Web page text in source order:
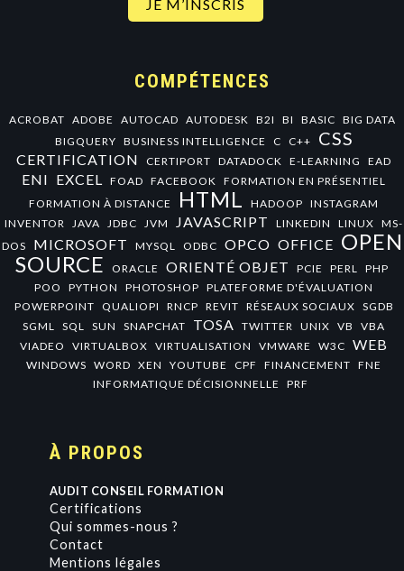
COMPÉTENCES
ACROBAT ADOBE AUTOCAD AUTODESK B2I BI BASIC BIG DATA
BIGQUERY BUSINESS INTELLIGENCE C C++ CSS
CERTIFICATION CERTIPORT DATADOCK E-LEARNING EAD
ENI EXCEL FOAD FACEBOOK
FORMATION EN PRÉSENTIEL
FORMATION À DISTANCE
HTML HADOOP INSTAGRAM
INVENTOR
JAVA JDBC JVM JAVASCRIPT LINKEDIN LINUX MS-
DOS
MICROSOFT MYSQL ODBC OPCO OFFICE OPEN
SOURCE
ORACLE ORIENTÉ OBJET PCIE PERL
PHP
POO
PYTHON PHOTOSHOP PLATEFORME D'ÉVALUATION
POWERPOINT
QUALIOPI RNCP REVIT RÉSEAUX SOCIAUX SGDB
SGML
SQL SUN SNAPCHAT TOSA TWITTER UNIX VB
VBA
VIADEO
VIRTUALBOX VIRTUALISATION VMWARE W3C WEB
WINDOWS WORD XEN YOUTUBE CPF FINANCEMENT FNE
INFORMATIQUE DÉCISIONNELLE
PRF
À PROPOS
AUDIT CONSEIL FORMATION
Certifications
Qui sommes-nous ?
Contact
Mentions légales